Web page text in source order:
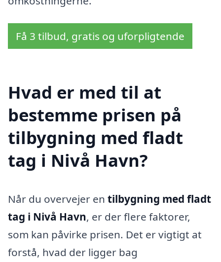
Få 3 tilbud, gratis og uforpligtende
Hvad er med til at
bestemme prisen på
tilbygning med fladt
tag i Nivå Havn?
Når du overvejer en tilbygning med fladt
tag i Nivå Havn, er der flere faktorer,
som kan påvirke prisen. Det er vigtigt at
forstå, hvad der ligger bag